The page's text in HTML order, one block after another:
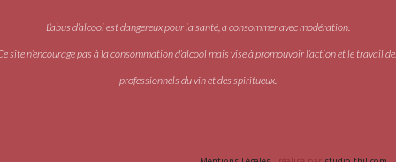
L’abus d’alcool est dangereux pour la santé, à consommer avec modération.
site n’encourage pas à la consommation d’alcool mais vise à promouvoir l’action et le travail
professionnels du vin et des spiritueux.